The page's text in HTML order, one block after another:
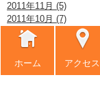
2011年11月 (5)
2011年10月 (7)
2011年9月 (7)
2011年8月 (6)
2011年7月 (7)
2011年6月 (4)
ホーム アクセス